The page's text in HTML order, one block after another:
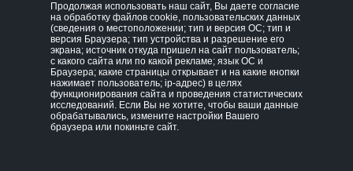
Продолжая использовать наш сайт, Вы даете согласие
на обработку файлов cookie, пользовательских данных
(сведения о местоположении; тип и версия ОС; тип и
версия Браузера; тип устройства и разрешение его
экрана; источник откуда пришел на сайт пользователь;
с какого сайта или по какой рекламе; язык ОС и
Браузера; какие страницы открывает и на какие кнопки
нажимает пользователь; ip-адрес) в целях
функционирования сайта и проведения статистических
исследований. Если Вы не хотите, чтобы ваши данные
обрабатывались, измените настройки Вашего
браузера или покиньте сайт.